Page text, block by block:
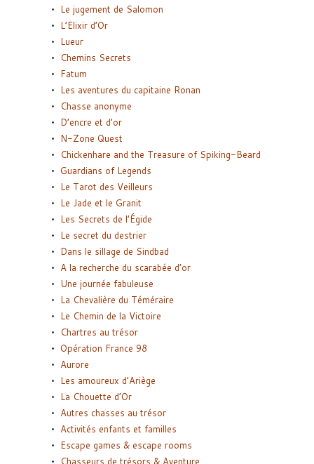
Le jugement de Salomon
L’Elixir d’Or
Lueur
Chemins Secrets
Fatum
Les aventures du capitaine Ronan
Chasse anonyme
D’encre et d’or
N-Zone Quest
Chickenhare and the Treasure of Spiking-Beard
Guardians of Legends
Le Tarot des Veilleurs
Le Jade et le Granit
Les Secrets de l’Égide
Le secret du destrier
Dans le sillage de Sindbad
A la recherche du scarabée d’or
Une journée fabuleuse
La Chevalière du Téméraire
Le Chemin de la Victoire
Chartres au trésor
Opération France 98
Aurore
Les amoureux d’Ariège
La Chouette d’Or
Autres chasses au trésor
Activités enfants et familles
Escape games & escape rooms
Chasseurs de trésors & Aventure